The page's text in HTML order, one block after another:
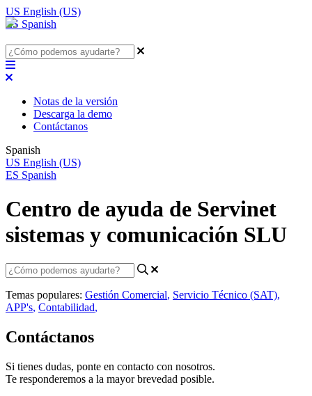
US English (US)
ES Spanish
Notas de la versión
Descarga la demo
Contáctanos
Spanish
US English (US)
ES Spanish
Centro de ayuda de Servinet
sistemas y comunicación SLU
Temas populares: Gestión Comercial, Servicio Técnico (SAT),
APP's, Contabilidad,
Contáctanos
Si tienes dudas, ponte en contacto con nosotros.
Te responderemos a la mayor brevedad posible.